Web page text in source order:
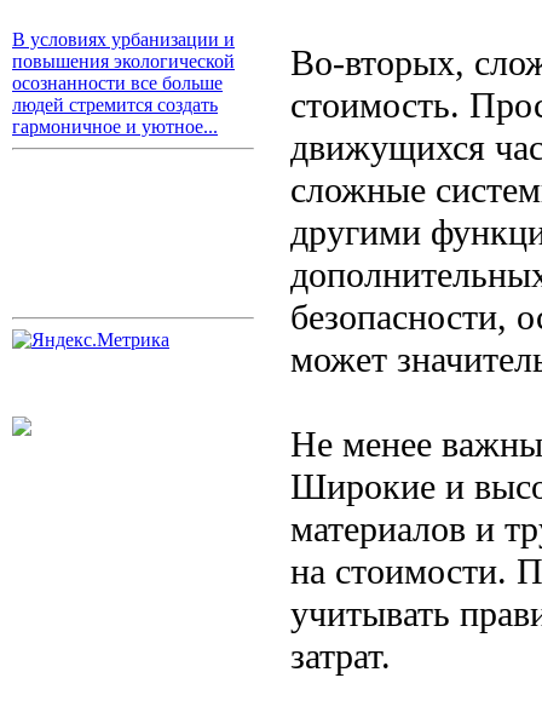
В условиях урбанизации и
повышения экологической
осознанности все больше
людей стремится создать
гармоничное и уютное...
Во-вторых,
стоимость.
движущихся
сложные
другими
безопасности,
может
Не менее
Широкие и
материалов и
на стоимости.
учитывать
затрат.